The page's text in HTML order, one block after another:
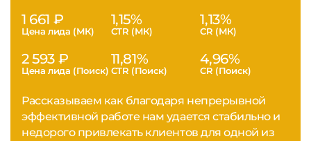
1 661 ₽
Цена лида (МК)
1,15%
CTR (МК)
1,13%
CR (МК)
2 593 ₽
Цена лида (Поиск)
11,81%
CTR (Поиск)
4,96%
CR (Поиск)
Рассказываем как благодаря непрерывной
эффективной работе нам удается стабильно и
недорого привлекать клиентов для одной из